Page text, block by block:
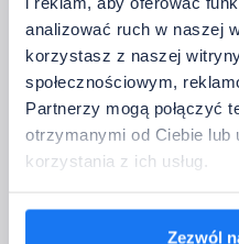
analizować ruch w naszej
korzystasz z naszej
społecznościowym,
Partnerzy mogą połączyć
otrzymanymi od Ciebie lub
korzystania z ich usług.
Zezwól
Konfiguration des Sets
Nach dem Versand prüfen wir
Kompatibilität und kommen mit
- kostenlos und unverbindlich.
Der Datenverantwortliche ist
Auftragsbearbeitung und
Einschränkung, Widerspruch.